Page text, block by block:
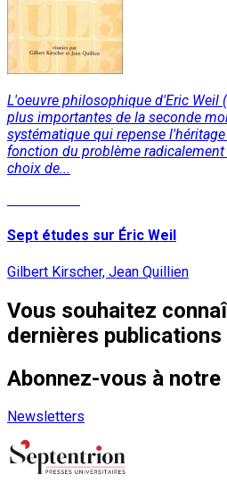
L'oeuvre philosophique d'Eric Weil
plus importantes de la seconde
systématique qui repense
fonction du problème
choix de...
Sept études sur Éric Weil
Gilbert Kirscher, Jean Quillien
Vous souhaitez
dernières publications
Abonnez-vous à
Newsletters